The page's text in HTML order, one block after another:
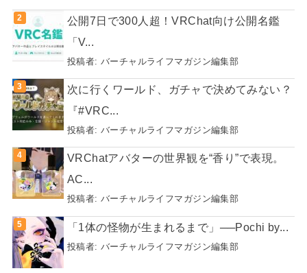
公開7日で300人超！VRChat向け公開名鑑
「V...
投稿者: バーチャルライフマガジン編集部
次に行くワールド、ガチャで決めてみない？
『#VRC...
投稿者: バーチャルライフマガジン編集部
VRChatアバターの世界観を“香り”で表現。
AC...
投稿者: バーチャルライフマガジン編集部
「1体の怪物が生まれるまで」──Pochi by...
投稿者: バーチャルライフマガジン編集部